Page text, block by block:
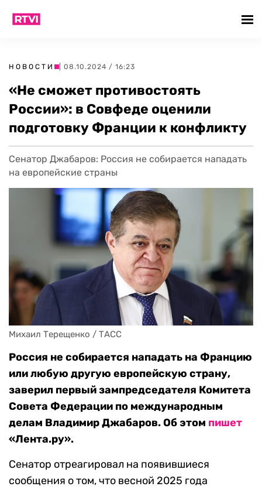
НОВОСТИ | 08.10.2024 / 16:23
«Не сможет противостоять
России»: в Совфеде оценили
подготовку Франции к конфликту
Сенатор Джабаров: Россия не собирается нападать
на европейские страны
Михаил Терещенко / ТАСС
Россия не собирается нападать на Францию
или любую другую европейскую страну,
заверил первый зампредседателя Комитета
Совета Федерации по международным
делам Владимир Джабаров. Об этом пишет
«Лента.ру».
Сенатор отреагировал на появившиеся
сообщения о том, что весной 2025 года